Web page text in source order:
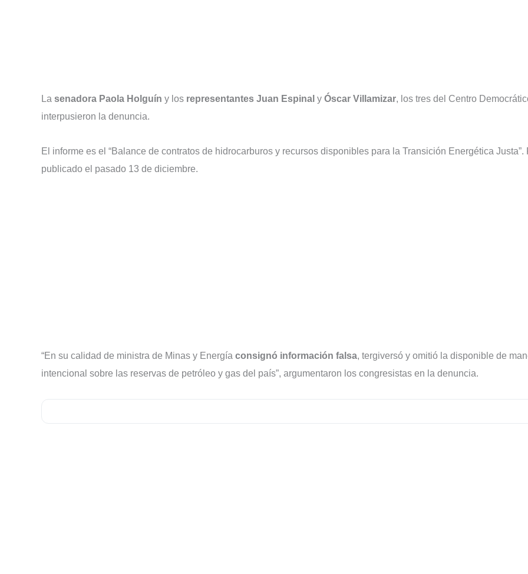
La senadora Paola Holguín y los representantes Juan Espinal y Óscar Villamizar, los tres del Centro
interpusieron la denuncia.
El informe es el “Balance de contratos de hidrocarburos y recursos disponibles para la Transición Energética Justa”.
publicado el pasado 13 de diciembre.
“En su calidad de ministra de Minas y Energía consignó información falsa, tergiversó y omitió la disponible de
intencional sobre las reservas de petróleo y gas del país”, argumentaron los congresistas en la denuncia.